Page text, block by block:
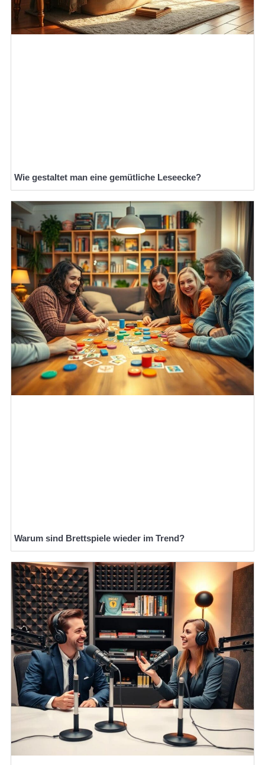
Wie gestaltet man eine gemütliche Leseecke?
Warum sind Brettspiele wieder im Trend?